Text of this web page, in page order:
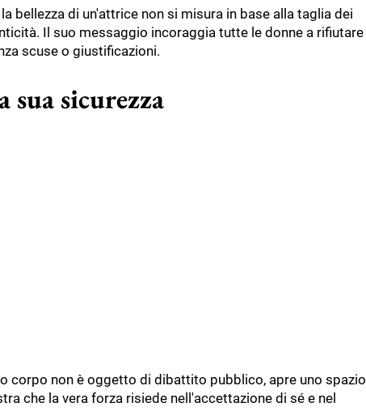
bellezza di un'attrice non si misura in base alla taglia dei
Il suo messaggio incoraggia tutte le donne a rifiutare
scuse o giustificazioni.
sicurezza
corpo non è oggetto di dibattito pubblico, apre uno spazio
che la vera forza risiede nell'accettazione di sé e nel